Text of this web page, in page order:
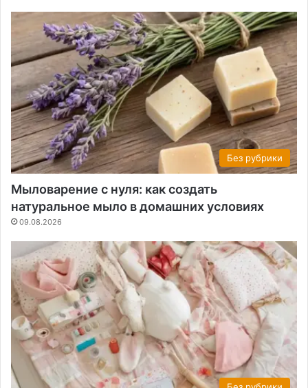
Без рубрики
Мыловарение с нуля: как создать
натуральное мыло в домашних условиях
09.08.2026